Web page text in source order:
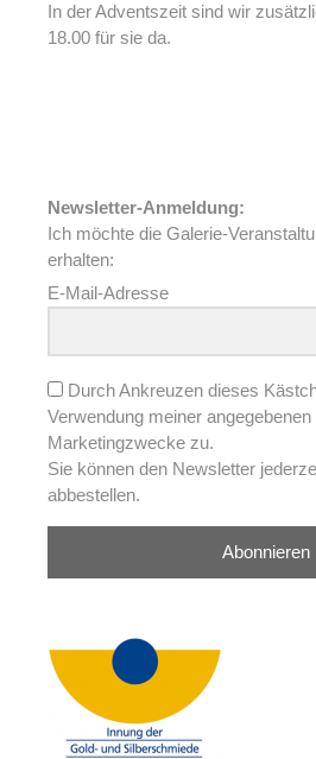
In der Adventszeit sind wir
18.00 für sie da.
Newsletter-Anmeldung:
Ich möchte die Galerie-
erhalten:
E-Mail-Adresse
Durch Ankreuzen dieses
Verwendung meiner
Marketingzwecke zu.
Sie können den Newsletter
abbestellen.
Abonnieren